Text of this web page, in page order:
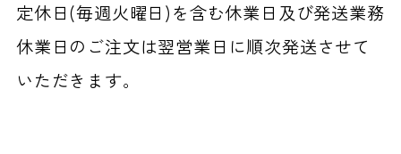
定休日(毎週火曜日)を含む休業日及び発送業務
休業日のご注文は翌営業日に順次発送させて
いただきます。